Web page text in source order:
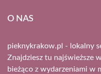
O NAS
pieknykrakow.pl - lokalny
Znajdziesz tu najświeższe
bieżąco z wydarzeniami w